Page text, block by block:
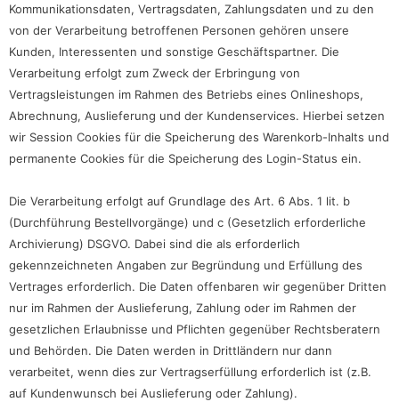
Kommunikationsdaten, Vertragsdaten, Zahlungsdaten und zu den
von der Verarbeitung betroffenen Personen gehören unsere
Kunden, Interessenten und sonstige Geschäftspartner. Die
Verarbeitung erfolgt zum Zweck der Erbringung von
Vertragsleistungen im Rahmen des Betriebs eines Onlineshops,
Abrechnung, Auslieferung und der Kundenservices. Hierbei setzen
wir Session Cookies für die Speicherung des Warenkorb-Inhalts und
permanente Cookies für die Speicherung des Login-Status ein.
Die Verarbeitung erfolgt auf Grundlage des Art. 6 Abs. 1 lit. b
(Durchführung Bestellvorgänge) und c (Gesetzlich erforderliche
Archivierung) DSGVO. Dabei sind die als erforderlich
gekennzeichneten Angaben zur Begründung und Erfüllung des
Vertrages erforderlich. Die Daten offenbaren wir gegenüber Dritten
nur im Rahmen der Auslieferung, Zahlung oder im Rahmen der
gesetzlichen Erlaubnisse und Pflichten gegenüber Rechtsberatern
und Behörden. Die Daten werden in Drittländern nur dann
verarbeitet, wenn dies zur Vertragserfüllung erforderlich ist (z.B.
auf Kundenwunsch bei Auslieferung oder Zahlung).